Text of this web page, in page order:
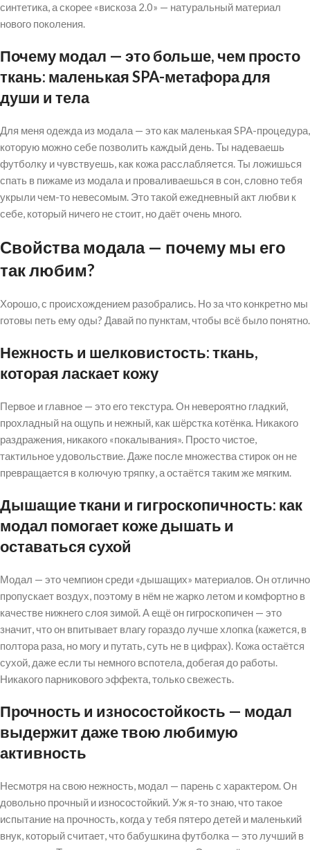
синтетика, а скорее «вискоза 2.0» — натуральный материал
нового поколения.
Почему модал — это больше, чем просто
ткань: маленькая SPA-метафора для
души и тела
Для меня одежда из модала — это как маленькая SPA-процедура,
которую можно себе позволить каждый день. Ты надеваешь
футболку и чувствуешь, как кожа расслабляется. Ты ложишься
спать в пижаме из модала и проваливаешься в сон, словно тебя
укрыли чем-то невесомым. Это такой ежедневный акт любви к
себе, который ничего не стоит, но даёт очень много.
Свойства модала — почему мы его
так любим?
Хорошо, с происхождением разобрались. Но за что конкретно мы
готовы петь ему оды? Давай по пунктам, чтобы всё было понятно.
Нежность и шелковистость: ткань,
которая ласкает кожу
Первое и главное — это его текстура. Он невероятно гладкий,
прохладный на ощупь и нежный, как шёрстка котёнка. Никакого
раздражения, никакого «покалывания». Просто чистое,
тактильное удовольствие. Даже после множества стирок он не
превращается в колючую тряпку, а остаётся таким же мягким.
Дышащие ткани и гигроскопичность: как
модал помогает коже дышать и
оставаться сухой
Модал — это чемпион среди «дышащих» материалов. Он отлично
пропускает воздух, поэтому в нём не жарко летом и комфортно в
качестве нижнего слоя зимой. А ещё он гигроскопичен — это
значит, что он впитывает влагу гораздо лучше хлопка (кажется, в
полтора раза, но могу и путать, суть не в цифрах). Кожа остаётся
сухой, даже если ты немного вспотела, добегая до работы.
Никакого парникового эффекта, только свежесть.
Прочность и износостойкость — модал
выдержит даже твою любимую
активность
Несмотря на свою нежность, модал — парень с характером. Он
довольно прочный и износостойкий. Уж я-то знаю, что такое
испытание на прочность, когда у тебя пятеро детей и маленький
внук, который считает, что бабушкина футболка — это лучший в